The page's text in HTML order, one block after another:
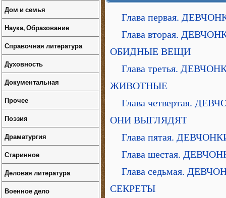
Глава первая.
Глава вторая.
ОБИДНЫЕ ВЕЩИ
Глава третья.
ЖИВОТНЫЕ
Глава четвертая.
ОНИ ВЫГЛЯДЯТ
Глава пятая.
Глава шестая.
Глава седьмая.
СЕКРЕТЫ
Дом и семья
Наука, Образование
Справочная литература
Духовность
Документальная
Прочее
Поэзия
Драматургия
Старинное
Деловая литература
Военное дело